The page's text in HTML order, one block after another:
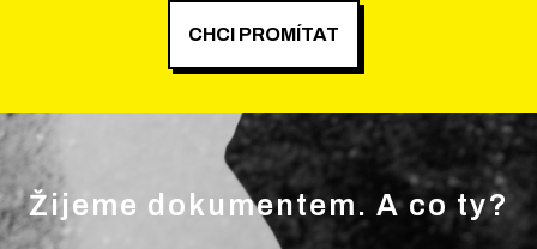
CHCI PROMÍTAT
Žijeme dokumentem. A co ty?